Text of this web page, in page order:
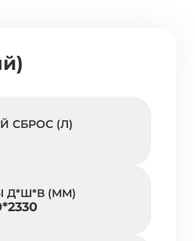
СБРОС (Л)
Д*Ш*В (ММ)